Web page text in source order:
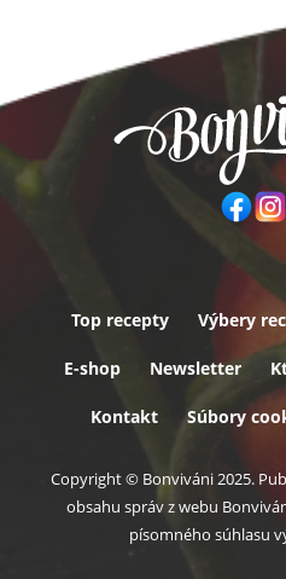
Top recepty Výbery
E-shop Newsletter
Kontakt Súbory
Copyright © Bonviváni 2025.
obsahu správ z webu
písomného súhlasu